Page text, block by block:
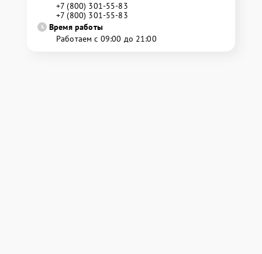
+7 (800) 301-55-83
+7 (800) 301-55-83
Время работы
Работаем с 09:00 до 21:00